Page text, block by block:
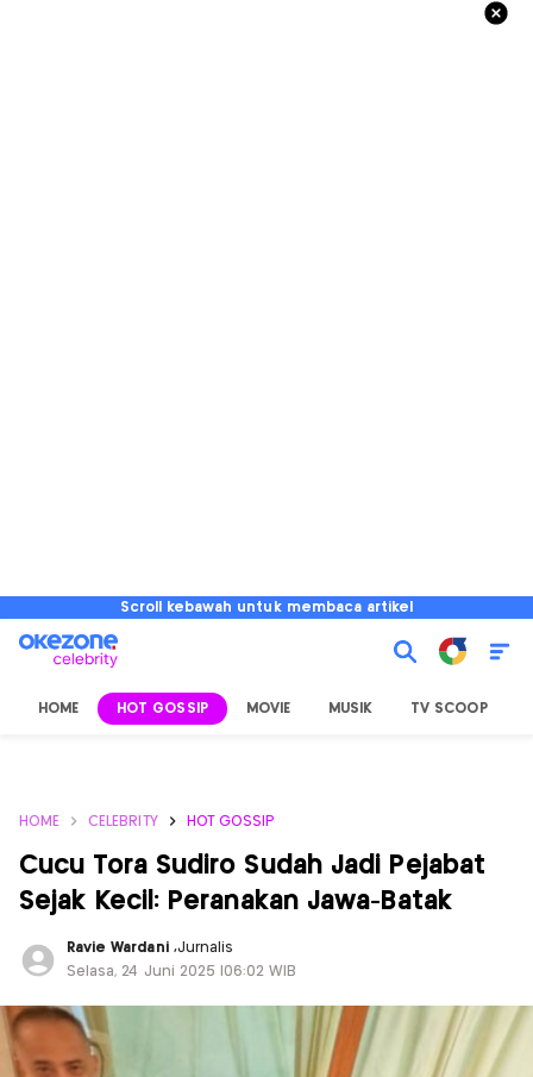
Scroll kebawah untuk membaca artikel
HOME HOT GOSSIP MOVIE MUSIK TV SCOOP
HOME CELEBRITY HOT GOSSIP
Cucu Tora Sudiro Sudah Jadi Pejabat
Sejak Kecil: Peranakan Jawa-Batak
Ravie Wardani ,Jurnalis
Selasa, 24 Juni 2025 |06:02 WIB